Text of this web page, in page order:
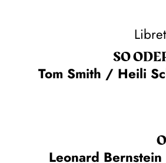
SO
Tom Smith / Heili
Leonard